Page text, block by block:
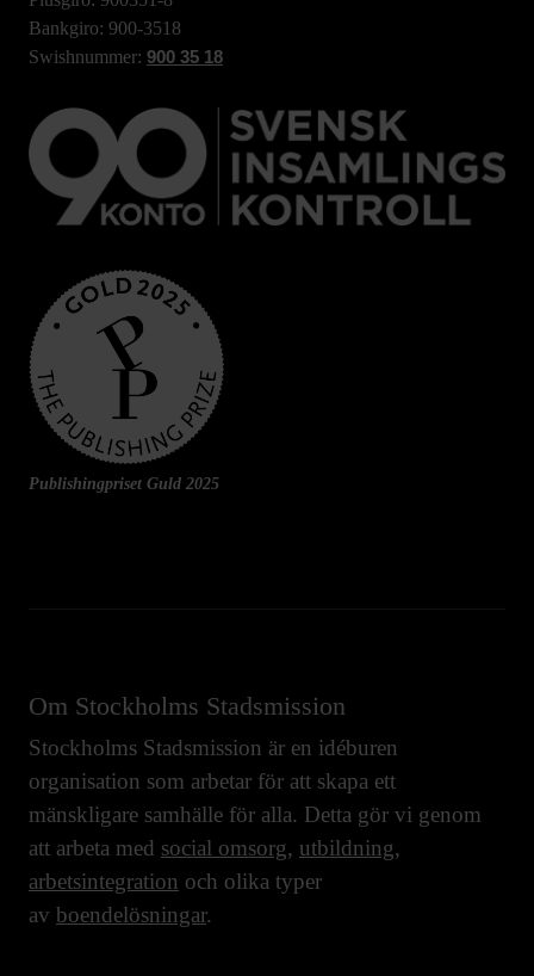
Bankgiro: 900-3518
Swishnummer: 900 35 18
Publishingpriset Guld 2025
Om Stockholms Stadsmission
Stockholms Stadsmission är en idéburen
organisation som arbetar för att skapa ett
mänskligare samhälle för alla. Detta gör vi genom
att arbeta med social omsorg, utbildning,
arbetsintegration och olika typer
av boendelösningar.